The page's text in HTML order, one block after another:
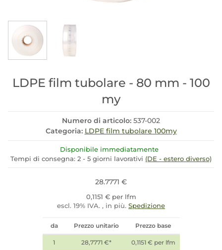
LDPE film tubolare - 80 mm - 100
my
Numero di articolo: 537-002
Categoria: LDPE film tubolare 100my
Disponibile immediatamente
Tempi di consegna: 2 - 5 giorni lavorativi (DE - estero diverso)
28.7771 €
0,1151 € per lfm
escl. 19% IVA. , in più. Spedizione
da Prezzo unitario Prezzo base
1 28,7771 €* 0,1151 € per lfm